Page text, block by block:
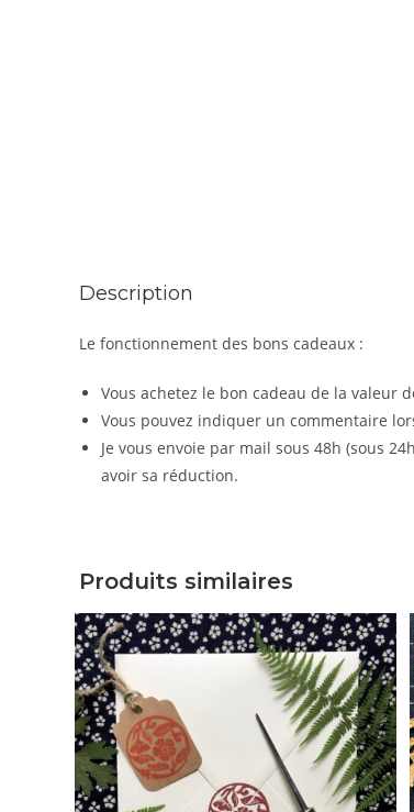
Description
Le fonctionnement des bons cadeaux :
Vous achetez le bon cadeau de la valeur
Vous pouvez indiquer un commentaire
Je vous envoie par mail sous 48h (sous
avoir sa réduction.
Produits similaires